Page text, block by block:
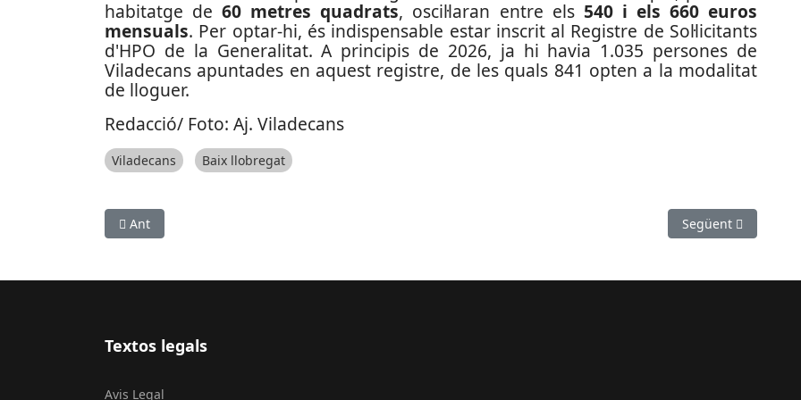
habitatge de60 metres quadrats, oscil·laran entre els 540 i els 660 euros
mensuals. Per optar-hi, és indispensable estar inscrit al Registre de Sol·licitants
d'HPO de la Generalitat. A principis de 2026, ja hi havia 1.035 persones de
Viladecans apuntades en aquest registre, de les quals 841 opten a la modalitat
de lloguer.
Redacció/ Foto: Aj. Viladecans
Viladecans Baix llobregat
Article anterior: El xef Marc Ribas rebrà la Carxofa d'Or en una Carxofada de rècord a Sant Boi
Ant Article següent:
Següent
Textos legals
Avis Legal